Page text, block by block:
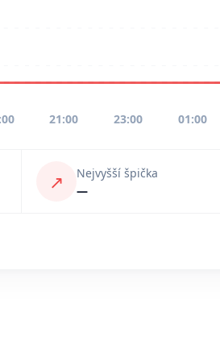
21:00 23:00 01:00
↗
Nejvyšší špička
—